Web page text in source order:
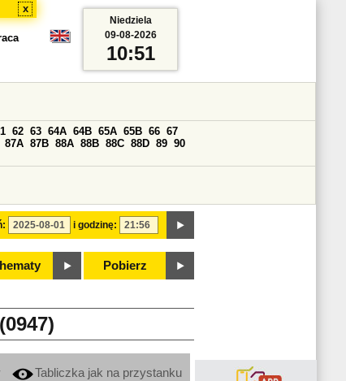
x
i godzinę:
62 63 64A 64B 65A 65B 66 67
87A 87B 88A 88B 88C 88D 89 90
Pobierz
Niedziela
09-08-2026
10:51
Tabliczka jak na przystanku